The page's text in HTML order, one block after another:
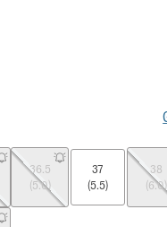
36.5
(5.0)
37
(5.5)
38
(6.0)